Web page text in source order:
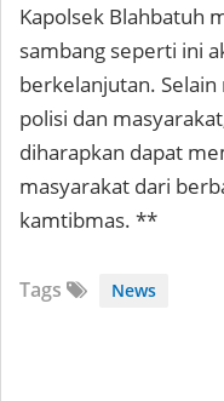
Kapolsek Blahbatuh
sambang seperti ini
berkelanjutan.
polisi dan
diharapkan dapat
masyarakat dari
kamtibmas. **
Tags News